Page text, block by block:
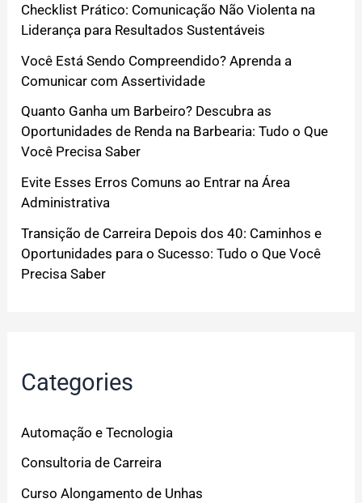
Checklist Prático: Comunicação Não Violenta na
Liderança para Resultados Sustentáveis
Você Está Sendo Compreendido? Aprenda a
Comunicar com Assertividade
Quanto Ganha um Barbeiro? Descubra as
Oportunidades de Renda na Barbearia: Tudo o Que
Você Precisa Saber
Evite Esses Erros Comuns ao Entrar na Área
Administrativa
Transição de Carreira Depois dos 40: Caminhos e
Oportunidades para o Sucesso: Tudo o Que Você
Precisa Saber
Categories
Automação e Tecnologia
Consultoria de Carreira
Curso Alongamento de Unhas